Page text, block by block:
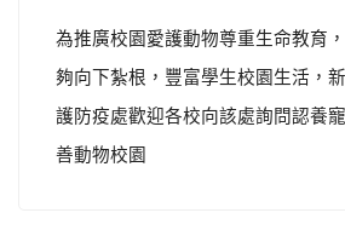
為推廣校園愛護動物尊重生命教育
夠向下紮根，豐富學生校園生活，
護防疫處歡迎各校向該處詢問認養
善動物校園